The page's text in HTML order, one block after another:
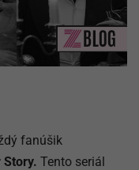
fanúšik
Tento seriál